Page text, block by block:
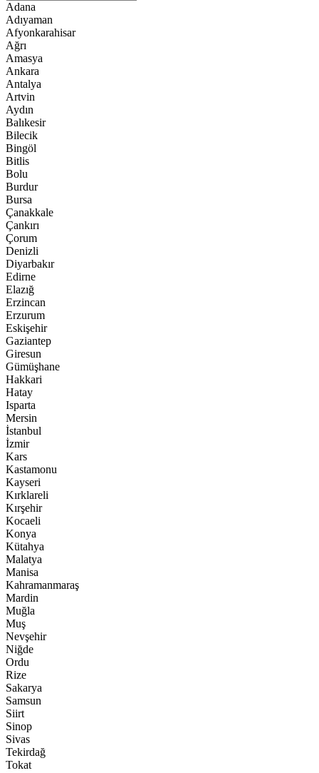
Adana
Adıyaman
Afyonkarahisar
Ağrı
Amasya
Ankara
Antalya
Artvin
Aydın
Balıkesir
Bilecik
Bingöl
Bitlis
Bolu
Burdur
Bursa
Çanakkale
Çankırı
Çorum
Denizli
Diyarbakır
Edirne
Elazığ
Erzincan
Erzurum
Eskişehir
Gaziantep
Giresun
Gümüşhane
Hakkari
Hatay
Isparta
Mersin
İstanbul
İzmir
Kars
Kastamonu
Kayseri
Kırklareli
Kırşehir
Kocaeli
Konya
Kütahya
Malatya
Manisa
Kahramanmaraş
Mardin
Muğla
Muş
Nevşehir
Niğde
Ordu
Rize
Sakarya
Samsun
Siirt
Sinop
Sivas
Tekirdağ
Tokat